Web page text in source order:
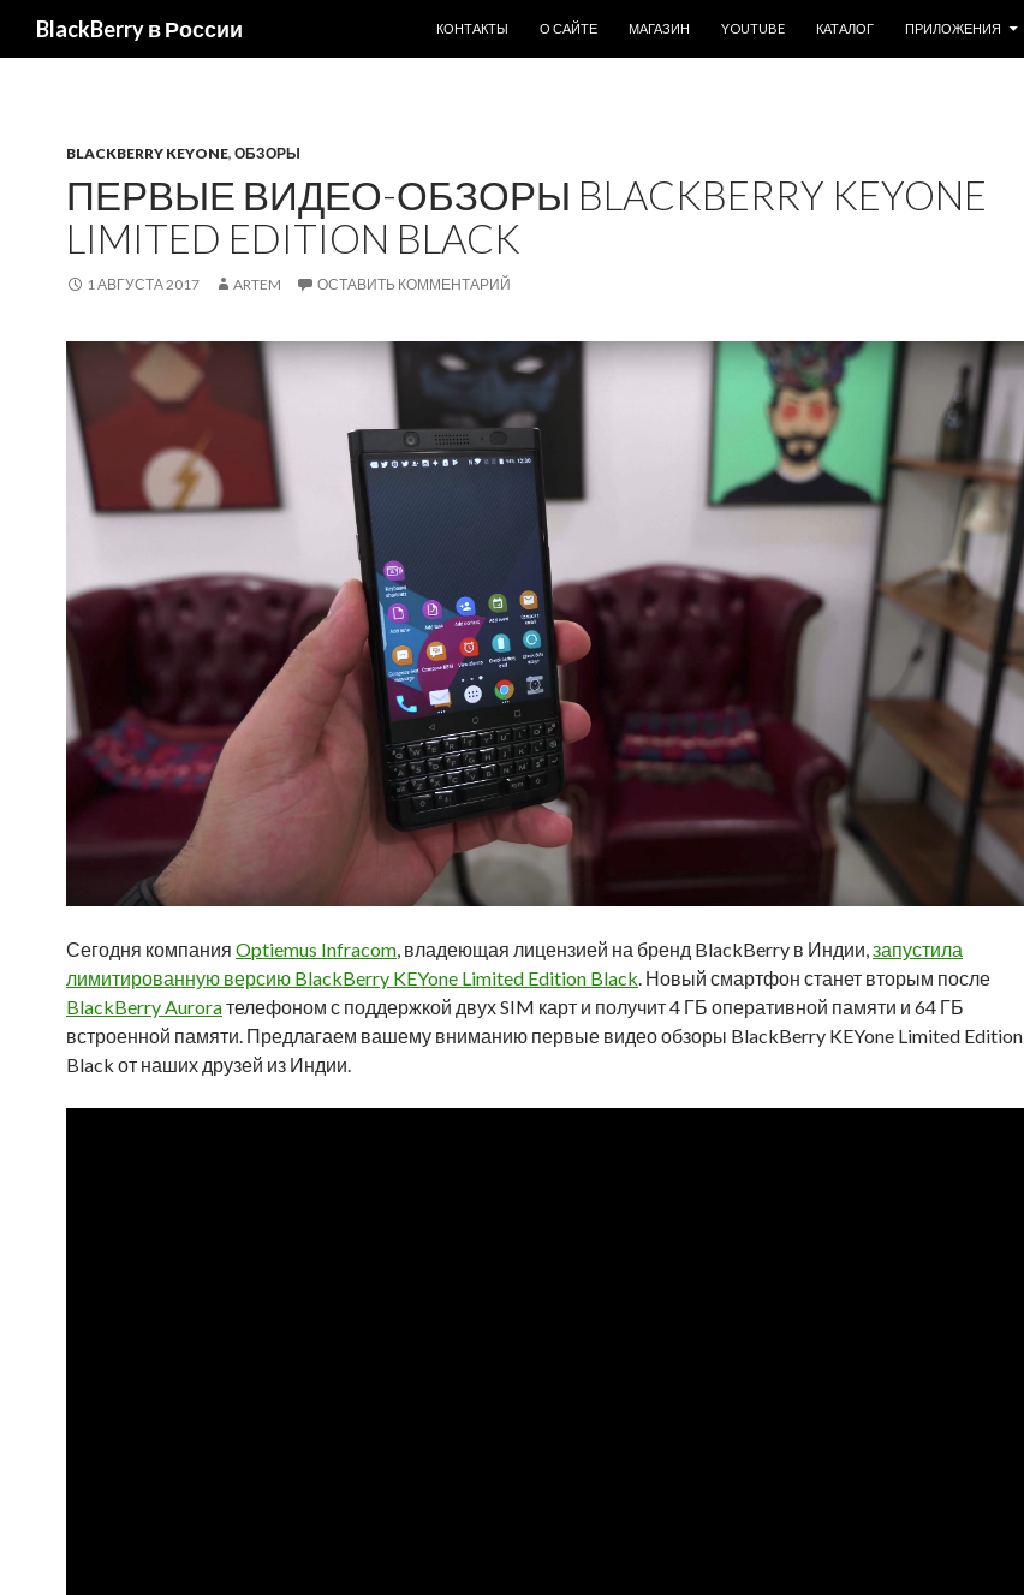
BlackBerry в России
КОНТАКТЫ
О САЙТЕ МАГАЗИН YOUTUBE КАТАЛОГ ПРИЛОЖЕНИЯ
BLACKBERRY KEYONE, ОБЗОРЫ
ПЕРВЫЕ ВИДЕО-ОБЗОРЫ BLACKBERRY KEYONE
LIMITED EDITION BLACK
1 АВГУСТА 2017 ARTEM ОСТАВИТЬ КОММЕНТАРИЙ
Сегодня компания Optiemus Infracom , владеющая лицензией на бренд BlackBerry в Индии, запустила
лимитированную версию BlackBerry KEYone Limited Edition Black . Новый смартфон станет вторым после
BlackBerry Auroraтелефоном с поддержкой двух SIM карт и получит 4 ГБ оперативной памяти и 64 ГБ
встроенной памяти. Предлагаем вашему вниманию первые видео обзоры BlackBerry KEYone Limited Edition
Black от наших друзей из Индии.